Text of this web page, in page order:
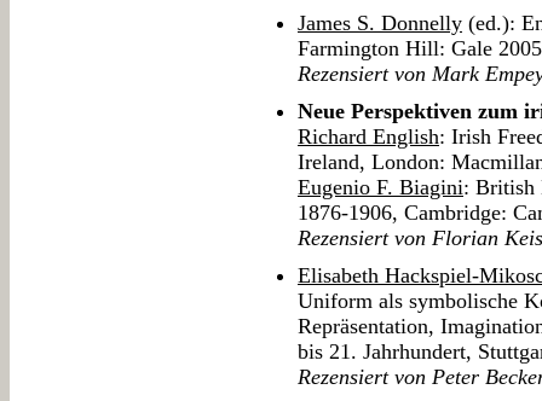
James S. Donnelly (ed.):
Farmington Hill: Gale 2005
Rezensiert von Mark
Neue Perspektiven zum
Richard English: Irish
Ireland, London:
Eugenio F. Biagini: British
1876-1906, Cambridge:
Rezensiert von Florian
Elisabeth Hackspiel-
Uniform als symbolische
Repräsentation,
bis 21. Jahrhundert,
Rezensiert von Peter